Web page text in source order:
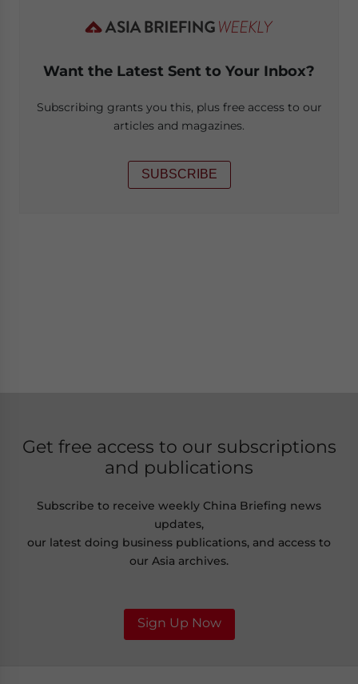
Want the Latest Sent to Your Inbox?
Subscribing grants you this, plus free access to our
articles and magazines.
SUBSCRIBE
Get free access to our subscriptions
and publications
Subscribe to receive weekly China Briefing news
updates,
our latest doing business publications, and access to
our Asia archives.
Sign Up Now